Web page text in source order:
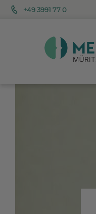
+49 3991 77 0